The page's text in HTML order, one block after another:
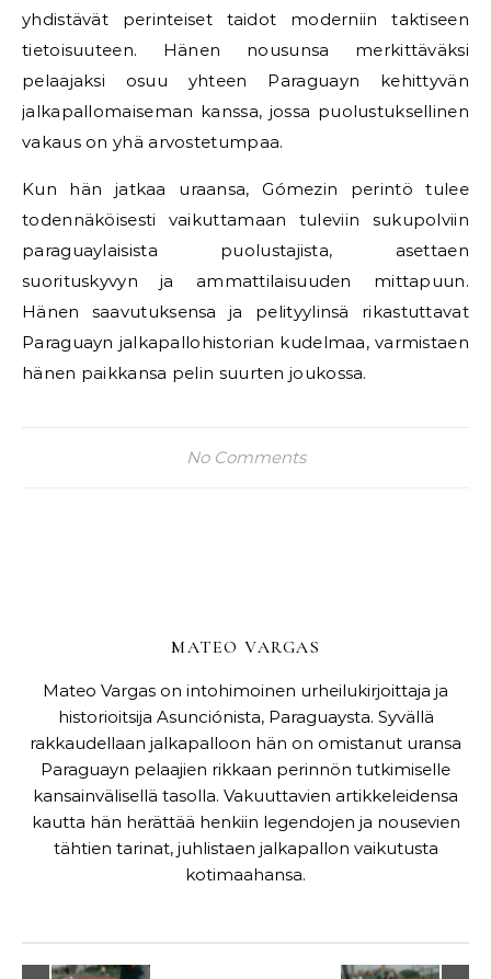
yhdistävät perinteiset taidot moderniin taktiseen
tietoisuuteen. Hänen nousunsa merkittäväksi
pelaajaksi osuu yhteen Paraguayn kehittyvän
jalkapallomaiseman kanssa, jossa puolustuksellinen
vakaus on yhä arvostetumpaa.
Kun hän jatkaa uraansa, Gómezin perintö tulee
todennäköisesti vaikuttamaan tuleviin sukupolviin
paraguaylaisista puolustajista, asettaen
suorituskyvyn ja ammattilaisuuden mittapuun.
Hänen saavutuksensa ja pelityylinsä rikastuttavat
Paraguayn jalkapallohistorian kudelmaa, varmistaen
hänen paikkansa pelin suurten joukossa.
No Comments
MATEO VARGAS
Mateo Vargas on intohimoinen urheilukirjoittaja ja
historioitsija Asunciónista, Paraguaysta. Syvällä
rakkaudellaan jalkapalloon hän on omistanut uransa
Paraguayn pelaajien rikkaan perinnön tutkimiselle
kansainvälisellä tasolla. Vakuuttavien artikkeleidensa
kautta hän herättää henkiin legendojen ja nousevien
tähtien tarinat, juhlistaen jalkapallon vaikutusta
kotimaahansa.